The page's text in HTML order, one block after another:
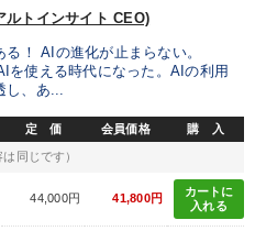
ルトインサイト CEO)
！ AIの進化が止まらない。
を使える時代になった。AIの利用
し、あ...
定 価 会員価格 購 入
同じです）
44,000円 41,800円
カートに
入れる